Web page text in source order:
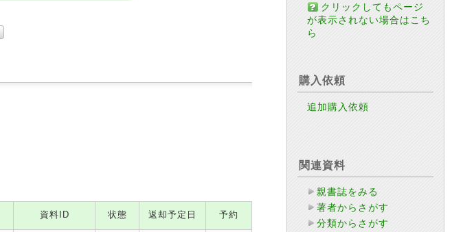
資料ID 状態 返却予定日 予約
クリックしてもページ
が表示されない場合はこち
ら
購入依頼
追加購入依頼
関連資料
親書誌をみる
著者からさがす
分類からさがす